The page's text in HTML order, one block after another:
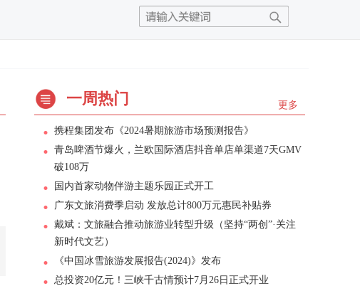
更多
一周热门
携程集团发布《2024暑期旅游市场预测报告》
青岛啤酒节爆火，兰欧国际酒店抖音单店单渠道7天GMV
破108万
国内首家动物伴游主题乐园正式开工
广东文旅消费季启动 发放总计800万元惠民补贴券
戴斌：文旅融合推动旅游业转型升级（坚持“两创”·关注
新时代文艺）
《中国冰雪旅游发展报告(2024)》发布
总投资20亿元！三峡千古情预计7月26日正式开业